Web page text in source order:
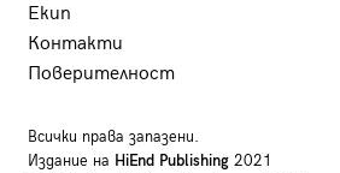
Екип
Контакти
Поверителност
Всички права запазени.
Издание на HiEnd Publishing2021